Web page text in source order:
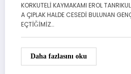
KORKUTELİ KAYMAKAMI EROL
A ÇIPLAK HALDE CESEDİ BULUNAN
EÇTİĞİMİZ…
Daha fazlasını oku